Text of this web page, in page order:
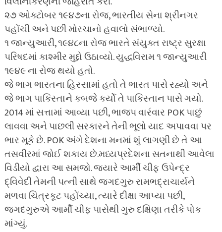
૨૭ ઓક્ટોબર ૧૯૪૭ના રોજ, ભારતીય સેના શ્રીનગર
પહોંચી અને પછી મોરચાનો હવાલો સંભાળ્યો.
૧ જાન્યુઆરી, ૧૯૪૮ના રોજ ભારતે સંયુક્ત રાષ્ટ્ર સુરક્ષા
પરિષદમાં કાશ્મીર મુદ્દો ઉઠાવ્યો. યુદ્ધવિરામ ૧ જાન્યુઆરી
૧૯૪૯ ના રોજ થયો હતો.
જે ભાગ ભારતના હિસ્સામાં હતો તે ભારત પાસે રહ્યો અને
જે ભાગ પાકિસ્તાને કબજે કર્યો તે પાકિસ્તાન પાસે ગયો.
2014 માં સત્તામાં આવ્યા પછી, ભાજપ વારંવાર POK પાછું
લાવવા અને પાછલી સરકારને તેની ભૂલો યાદ અપાવવા પર
ભાર મૂકે છે. POK અંગે દેશના મનમાં શું લાગણી છે તે આ
તસવીરમાં જોઈ શકાય છે.મધ્યપ્રદેશના સતનાથી આવેલા
વિડીયો દ્વારા આ સમજો. જ્યારે આર્મી ચીફ ઉપેન્દ્ર
દ્વિવેદી તેમની પત્ની સાથે જગદગુરુ રામભદ્રાચાર્યને
મળવા ચિત્રકૂટ પહોંચ્યા, ત્યારે દીક્ષા આપ્યા પછી,
જગદગુરુએ આર્મી ચીફ પાસેથી ગુરુ દક્ષિણા તરીકે પોક
માંગ્યું.